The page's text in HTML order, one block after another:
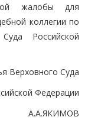
жалобы для
коллегии по
Российской
Верховного Суда
Федерации
А.А.ЯКИМОВ